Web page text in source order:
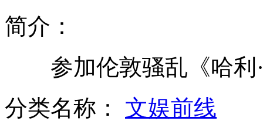
高中女生穿汉服被学校要求换掉
简介：
参加伦敦骚乱《哈利·
分类名称： 文娱前线